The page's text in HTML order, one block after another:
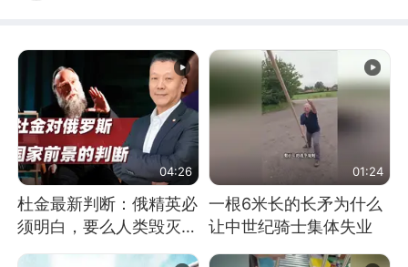
04:26
杜金最新判断：俄精英必
须明白，要么人类毁灭，
要么俄毁灭
01:24
一根6米长的长矛为什么
让中世纪骑士集体失业